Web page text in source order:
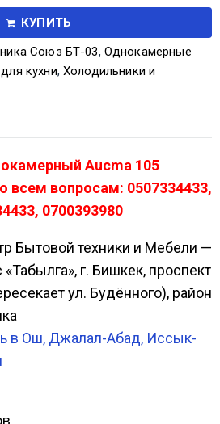
КУПИТЬ
Союз БТ-03, Однокамерные
кухни, Холодильники и
Aucma 105
всем вопросам: 0507334433,
0700393980
Бытовой техники и Мебели —
г. Бишкек, проспект
ул. Будённого), район
в Ош, Джалал-Абад, Иссык-